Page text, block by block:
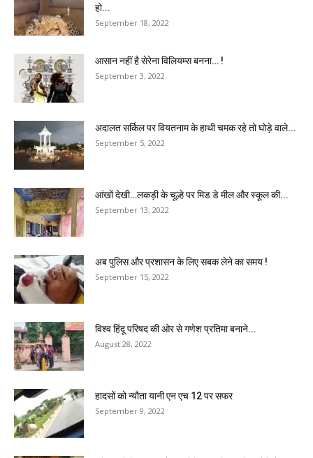
हो...
September 18, 2022
आसान नहीं है सेरेना विलियम्स बनना… !
September 3, 2022
अदालत सर्किल पर वियतनाम के हाथी चमक रहे तो घोड़े वाले...
September 5, 2022
आंखों देखी…लकड़ी के चूल्हे पर मिड डे मील और स्कूल की...
September 13, 2022
अब पुलिस और प्रशासन के लिए सबक लेने का समय !
September 15, 2022
विश्व हिंदू परिषद की ओर से गणेश प्रतिमा बनाने...
August 28, 2022
हादसों को न्यौता यानी एन एच 12 पर सफर
September 9, 2022